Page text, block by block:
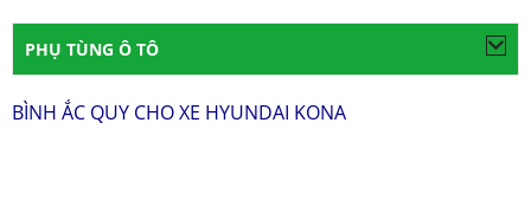
PHỤ TÙNG Ô TÔ
BÌNH ẮC QUY CHO XE HYUNDAI KONA